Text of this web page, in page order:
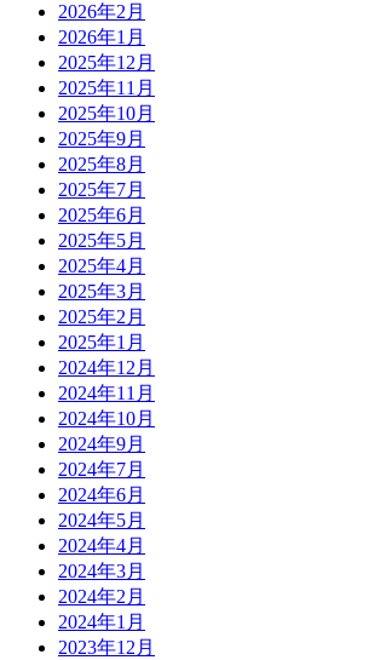
2026年2月
2026年1月
2025年12月
2025年11月
2025年10月
2025年9月
2025年8月
2025年7月
2025年6月
2025年5月
2025年4月
2025年3月
2025年2月
2025年1月
2024年12月
2024年11月
2024年10月
2024年9月
2024年7月
2024年6月
2024年5月
2024年4月
2024年3月
2024年2月
2024年1月
2023年12月